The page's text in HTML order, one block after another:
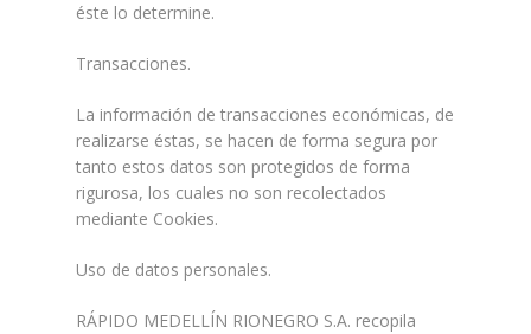
éste lo determine.
Transacciones.
La información de transacciones económicas, de
realizarse éstas, se hacen de forma segura por
tanto estos datos son protegidos de forma
rigurosa, los cuales no son recolectados
mediante Cookies.
Uso de datos personales.
RÁPIDO MEDELLÍN RIONEGRO S.A. recopila